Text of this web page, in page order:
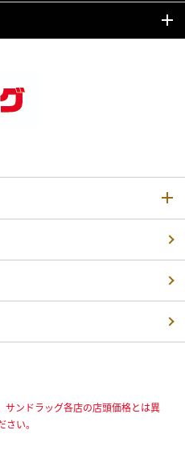
ンドラッグ各店の店頭価格とは異
い。